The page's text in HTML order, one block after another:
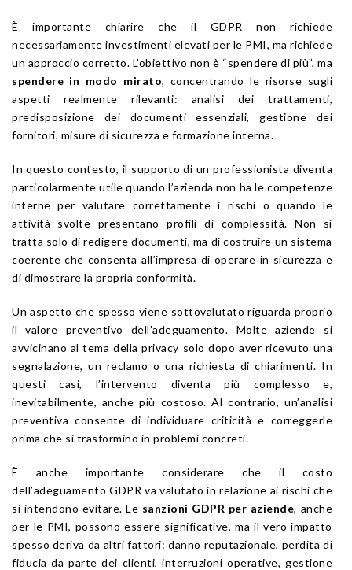
È importante chiarire che il GDPR non richiede
necessariamente investimenti elevati per le PMI, ma richiede
un approccio corretto. L’obiettivo non è “spendere di più”, ma
spendere in modo mirato, concentrando le risorse sugli
aspetti realmente rilevanti: analisi dei trattamenti,
predisposizione dei documenti essenziali, gestione dei
fornitori, misure di sicurezza e formazione interna.
In questo contesto, il supporto di un professionista diventa
particolarmente utile quando l’azienda non ha le competenze
interne per valutare correttamente i rischi o quando le
attività svolte presentano profili di complessità. Non si
tratta solo di redigere documenti, ma di costruire un sistema
coerente che consenta all’impresa di operare in sicurezza e
di dimostrare la propria conformità.
Un aspetto che spesso viene sottovalutato riguarda proprio
il valore preventivo dell’adeguamento. Molte aziende si
avvicinano al tema della privacy solo dopo aver ricevuto una
segnalazione, un reclamo o una richiesta di chiarimenti. In
questi casi, l’intervento diventa più complesso e,
inevitabilmente, anche più costoso. Al contrario, un’analisi
preventiva consente di individuare criticità e correggerle
prima che si trasformino in problemi concreti.
È anche importante considerare che il costo
dell’adeguamento GDPR va valutato in relazione ai rischi che
si intendono evitare. Le sanzioni GDPR per aziende, anche
per le PMI, possono essere significative, ma il vero impatto
spesso deriva da altri fattori: danno reputazionale, perdita di
fiducia da parte dei clienti, interruzioni operative, gestione